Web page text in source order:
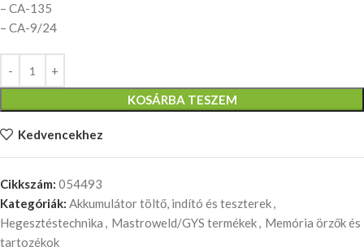
– CA-135
– CA-9/24
KOSÁRBA TESZEM
Kedvencekhez
Cikkszám: 054493
Kategóriák: Akkumulátor töltő, indító és teszterek,
Hegesztéstechnika , Mastroweld/GYS termékek, Memória örzők és
tartozékok